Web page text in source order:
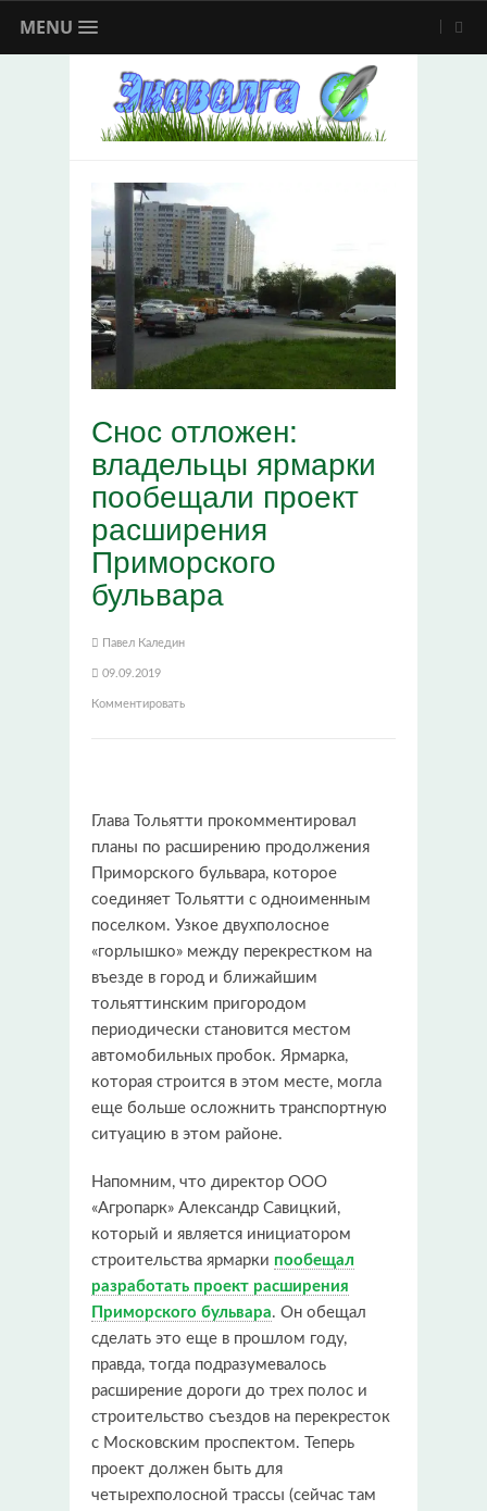
MENU
Снос отложен:
владельцы ярмарки
пообещали проект
расширения
Приморского
бульвара
Павел Каледин
09.09.2019
Комментировать
Глава Тольятти прокомментировал
планы по расширению продолжения
Приморского бульвара, которое
соединяет Тольятти с одноименным
поселком. Узкое двухполосное
«горлышко» между перекрестком на
въезде в город и ближайшим
тольяттинским пригородом
периодически становится местом
автомобильных пробок. Ярмарка,
которая строится в этом месте, могла
еще больше осложнить транспортную
ситуацию в этом районе.
Напомним, что директор ООО
«Агропарк» Александр Савицкий,
который и является инициатором
строительства ярмарки пообещал
разработать проект расширения
Приморского бульвара. Он обещал
сделать это еще в прошлом году,
правда, тогда подразумевалось
расширение дороги до трех полос и
строительство съездов на перекресток
с Московским проспектом. Теперь
проект должен быть для
четырехполосной трассы (сейчас там